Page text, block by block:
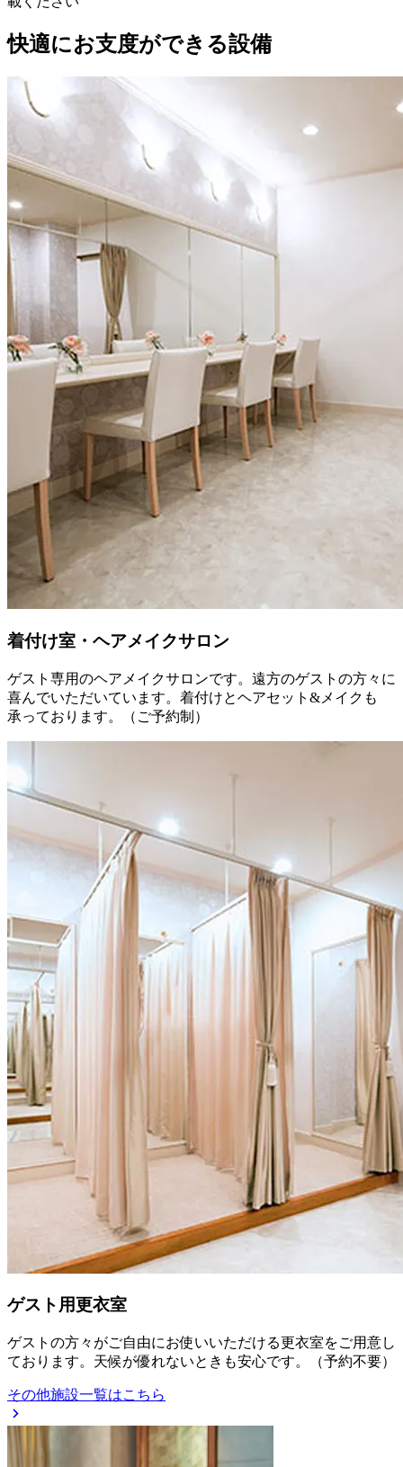
快適にお支度ができる設備
着付け室・ヘアメイクサロン
ゲスト専用のヘアメイクサロンです。遠方のゲストの方々に
喜んでいただいています。着付けとヘアセット&メイクも
承っております。（ご予約制）
ゲスト用更衣室
ゲストの方々がご自由にお使いいただける更衣室をご用意し
ております。天候が優れないときも安心です。（予約不要）
その他施設一覧はこちら